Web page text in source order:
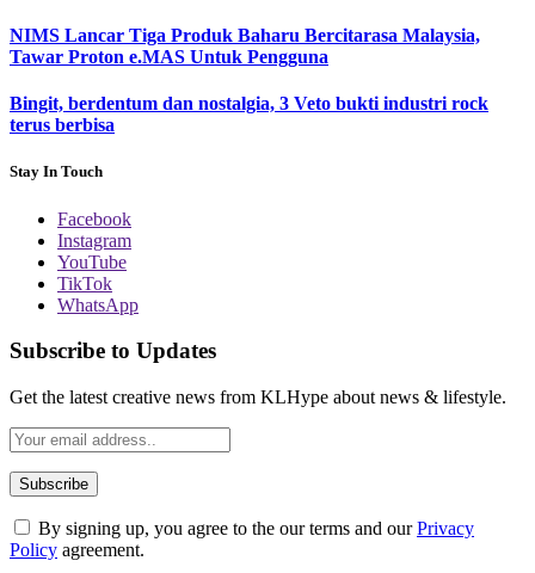
NIMS Lancar Tiga Produk Baharu Bercitarasa Malaysia,
Tawar Proton e.MAS Untuk Pengguna
Bingit, berdentum dan nostalgia, 3 Veto bukti industri rock
terus berbisa
Stay In Touch
Facebook
Instagram
YouTube
TikTok
WhatsApp
Subscribe to Updates
Get the latest creative news from KLHype about news & lifestyle.
By signing up, you agree to the our terms and ourPrivacy
Policy agreement.